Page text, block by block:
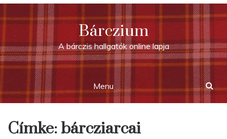
Skip
to
content
Bárczium
A bárczis hallgatók online lapja
Menu
Címke: bárcziarcai